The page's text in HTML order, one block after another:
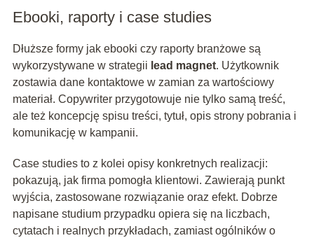
Ebooki, raporty i case studies
Dłuższe formy jak ebooki czy raporty branżowe są
wykorzystywane w strategii lead magnet. Użytkownik
zostawia dane kontaktowe w zamian za wartościowy
materiał. Copywriter przygotowuje nie tylko samą treść,
ale też koncepcję spisu treści, tytuł, opis strony pobrania i
komunikację w kampanii.
Case studies to z kolei opisy konkretnych realizacji:
pokazują, jak firma pomogła klientowi. Zawierają punkt
wyjścia, zastosowane rozwiązanie oraz efekt. Dobrze
napisane studium przypadku opiera się na liczbach,
cytatach i realnych przykładach, zamiast ogólników o